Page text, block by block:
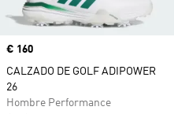
Precio
€ 160
CALZADO DE GOLF ADIPOWER
26
Hombre Performance